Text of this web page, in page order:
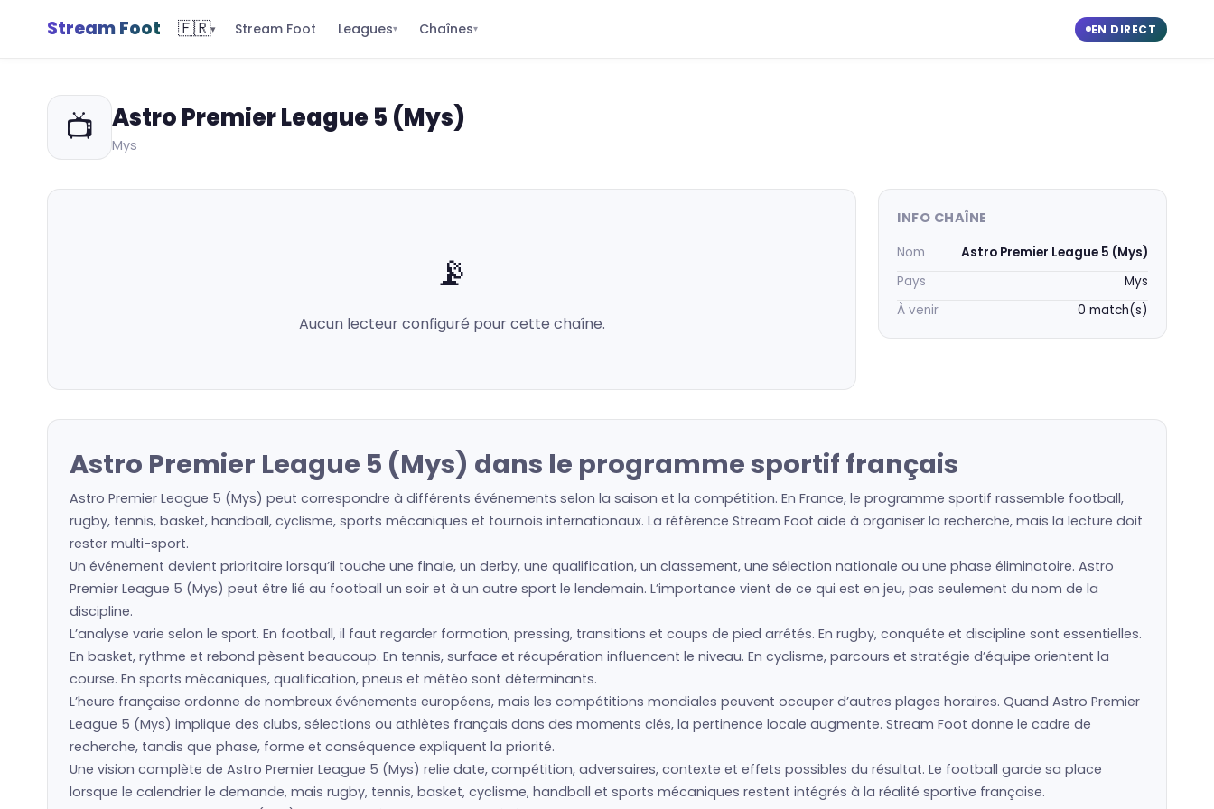
Stream Foot 🇫🇷▾ Stream Foot Leagues▾ Chaînes▾ EN DIRECT
📺 Astro Premier League 5 (Mys)
Mys
📡
Aucun lecteur configuré pour cette chaîne.
INFO CHAÎNE
Nom
Astro Premier League 5 (Mys)
Pays
Mys
À venir
0 match(s)
Astro Premier League 5 (Mys) dans le programme sportif français
Astro Premier League 5 (Mys) peut correspondre à différents événements selon la saison et la compétition. En France, le programme sportif rassemble football,
rugby, tennis, basket, handball, cyclisme, sports mécaniques et tournois internationaux. La référence Stream Foot aide à organiser la recherche, mais la lecture doit
rester multi-sport.
Un événement devient prioritaire lorsqu’il touche une finale, un derby, une qualification, un classement, une sélection nationale ou une phase éliminatoire. Astro
Premier League 5 (Mys) peut être lié au football un soir et à un autre sport le lendemain. L’importance vient de ce qui est en jeu, pas seulement du nom de la
discipline.
L’analyse varie selon le sport. En football, il faut regarder formation, pressing, transitions et coups de pied arrêtés. En rugby, conquête et discipline sont essentielles.
En basket, rythme et rebond pèsent beaucoup. En tennis, surface et récupération influencent le niveau. En cyclisme, parcours et stratégie d’équipe orientent la
course. En sports mécaniques, qualification, pneus et météo sont déterminants.
L’heure française ordonne de nombreux événements européens, mais les compétitions mondiales peuvent occuper d’autres plages horaires. Quand Astro Premier
League 5 (Mys) implique des clubs, sélections ou athlètes français dans des moments clés, la pertinence locale augmente. Stream Foot donne le cadre de
recherche, tandis que phase, forme et conséquence expliquent la priorité.
Une vision complète de Astro Premier League 5 (Mys) relie date, compétition, adversaires, contexte et effets possibles du résultat. Le football garde sa place
lorsque le calendrier le demande, mais rugby, tennis, basket, cyclisme, handball et sports mécaniques restent intégrés à la réalité sportive française.